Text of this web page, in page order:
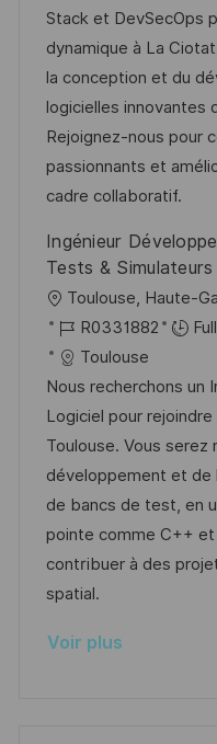
l
i
s
a
t
i
o
e
d
a
f
f
i
h
e
é
r
e
n
c
e
p
t
t
é
g
o
r
i
e
Stack et DevSecOps
dynamique à La
la conception et du
logicielles innovantes
Rejoignez-nous pour
passionnants et
cadre collaboratif.
Ingénieur
Tests &
o
c
a
l
i
s
a
t
i
o
Toulouse, Haute-
R
é
f
é
r
e
n
c
e
d
p
R0331882
Toulouse
Nous recherchons un
Logiciel pour
Toulouse. Vous serez
développement et de
de bancs de test, en
pointe comme C++
contribuer à des
spatial.
Voir plus